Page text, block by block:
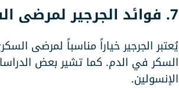
7. فوائد الجرجير لمرضى السكري:
يُعتبر الجرجير خياراً مناسباً لمرضى
السكر في الدم. كما تشير بعض
الإنسولين.